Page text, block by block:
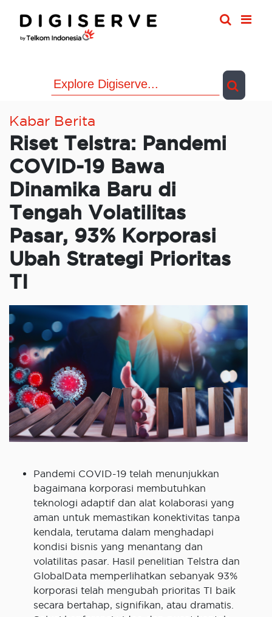
content
Kabar Berita
Riset Telstra: Pandemi
COVID-19 Bawa
Dinamika Baru di
Tengah Volatilitas
Pasar, 93% Korporasi
Ubah Strategi Prioritas
TI
Pandemi COVID-19 telah menunjukkan
bagaimana korporasi membutuhkan
teknologi adaptif dan alat kolaborasi yang
aman untuk memastikan konektivitas tanpa
kendala, terutama dalam menghadapi
kondisi bisnis yang menantang dan
volatilitas pasar. Hasil penelitian Telstra dan
GlobalData memperlihatkan sebanyak 93%
korporasi telah mengubah prioritas TI baik
secara bertahap, signifikan, atau dramatis.